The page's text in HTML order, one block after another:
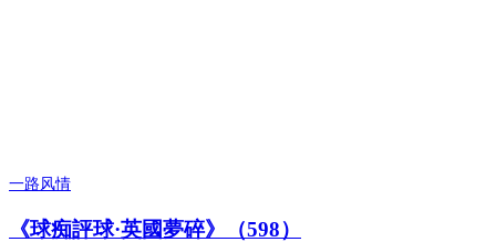
一路风情
《球痴評球·英國夢碎》（598）